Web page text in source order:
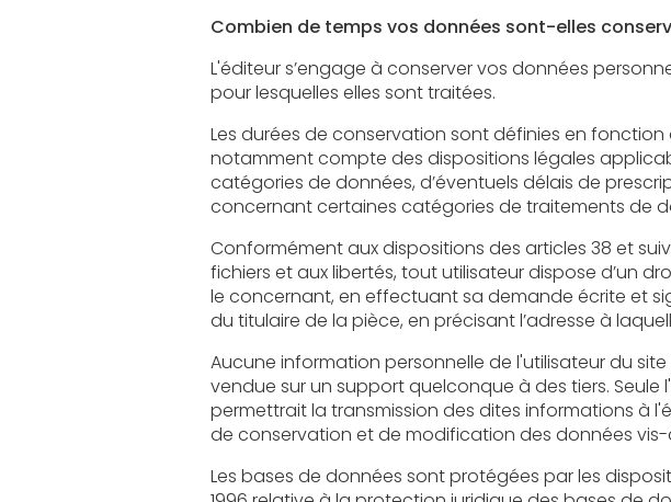
Combien de temps vos données sont-elles
L'éditeur s’engage à conserver vos données personnelles pour une
pour lesquelles elles sont traitées.
Les durées de conservation sont définies en fonction des
notamment compte des dispositions légales applicables imposant une
catégories de données, d’éventuels délais de prescription applicables
concernant certaines catégories de traitements de
Conformément aux dispositions des articles 38 et suivants de la loi 78-
fichiers et aux libertés, tout utilisateur dispose d’un droit d’accès, de rectification et d’opposition
le concernant, en effectuant sa demande écrite et signée, accompagnée d’une copie du titre d’identité
du titulaire
Aucune information personnelle de l'utilisateur du site n'est publiée à
vendue sur un support quelconque à des tiers. Seule l'hypothèse du rachat de
permettrait la transmission des dites informations à l'éventuel acquéreur qui serait à
Les bases de données sont protégées par les dispositions de la loi